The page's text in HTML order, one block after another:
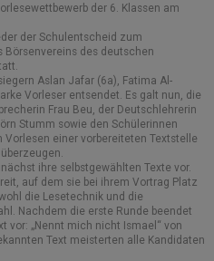
der 6. Klassen am
der Schulentscheid zum
Börsenvereins des deutschen
Aslan Jafar (6a), Fatima Al-
Vorleser entsendet. Es galt nun, die
Frau Beu, der Deutschlehrerin
Stumm sowie den Schülerinnen
Vorlesen einer vorbereiteten Textstelle
ihre selbstgewählten Texte vor.
auf dem sie bei ihrem Vortrag Platz
die Lesetechnik und die
Nachdem die erste Runde beendet
vor: „Nennt mich nicht Ismael“ von
Text meisterten alle Kandidaten